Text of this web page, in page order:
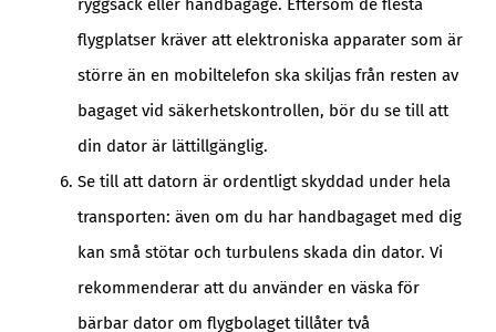
ryggsäck eller handbagage. Eftersom de flesta
flygplatser kräver att elektroniska apparater som är
större än en mobiltelefon ska skiljas från resten av
bagaget vid säkerhetskontrollen, bör du se till att
din dator är lättillgänglig.
Se till att datorn är ordentligt skyddad under hela
transporten: även om du har handbagaget med dig
kan små stötar och turbulens skada din dator. Vi
rekommenderar att du använder en väska för
bärbar dator om flygbolaget tillåter två